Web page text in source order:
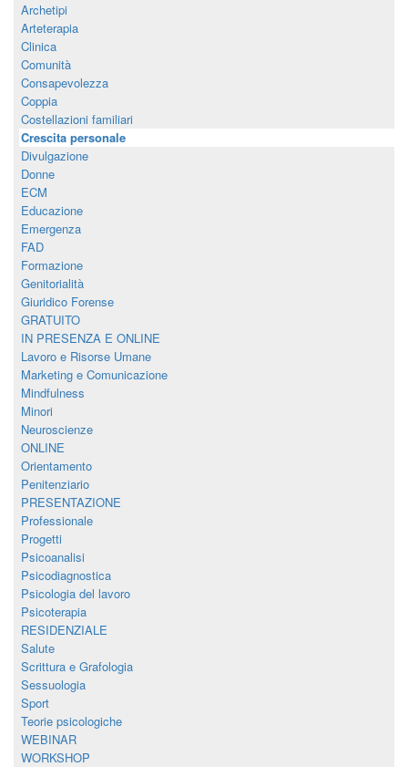
Archetipi
Arteterapia
Clinica
Comunità
Consapevolezza
Coppia
Costellazioni familiari
Crescita personale
Divulgazione
Donne
ECM
Educazione
Emergenza
FAD
Formazione
Genitorialità
Giuridico Forense
GRATUITO
IN PRESENZA E ONLINE
Lavoro e Risorse Umane
Marketing e Comunicazione
Mindfulness
Minori
Neuroscienze
ONLINE
Orientamento
Penitenziario
PRESENTAZIONE
Professionale
Progetti
Psicoanalisi
Psicodiagnostica
Psicologia del lavoro
Psicoterapia
RESIDENZIALE
Salute
Scrittura e Grafologia
Sessuologia
Sport
Teorie psicologiche
WEBINAR
WORKSHOP